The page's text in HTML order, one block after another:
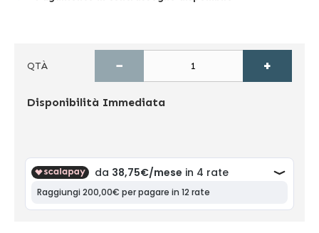
QTÀ − +
Disponibilità Immediata